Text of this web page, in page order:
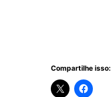
Compartilhe isso: